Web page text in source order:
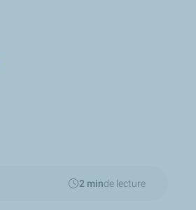
2 minde lecture